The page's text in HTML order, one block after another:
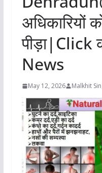
अधिकारियों
पीड़ा|Click
News
May 12, 2026 Malkhit